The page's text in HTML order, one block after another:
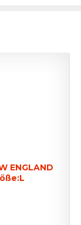
ENGLAND